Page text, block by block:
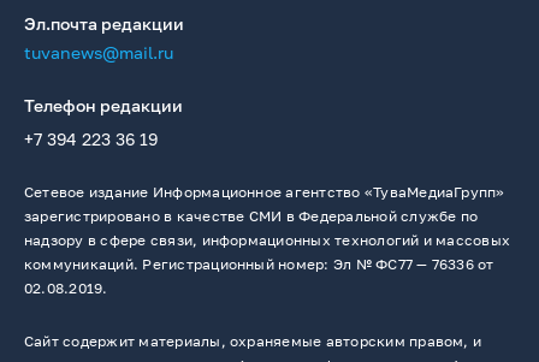
Эл.почта редакции
tuvanews@mail.ru
Телефон редакции
+7 394 223 36 19
Сетевое издание Информационное агентство «ТуваМедиаГрупп»
зарегистрировано в качестве СМИ в Федеральной службе по
надзору в сфере связи, информационных технологий и массовых
коммуникаций. Регистрационный номер: Эл № ФС77 — 76336 от
02.08.2019.
Сайт содержит материалы, охраняемые авторским правом, и